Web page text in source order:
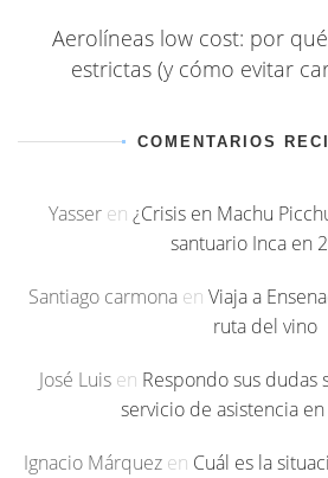
Aerolíneas low cost: por
estrictas (y cómo evitar
COMENTARIOS
Yasser en ¿Crisis en Machu
santuario Inca en
Santiago carmona en Viaja a
ruta del vino
José Luis en Respondo sus dudas
servicio de asistencia
Ignacio Márquez en Cuál es la